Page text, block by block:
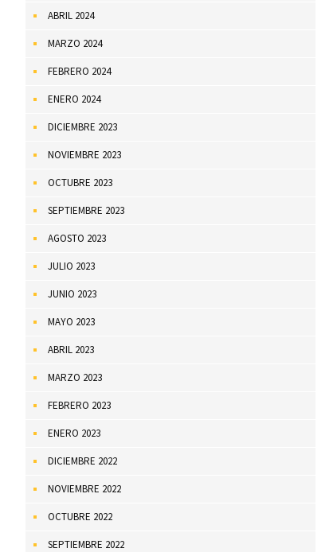
ABRIL 2024
MARZO 2024
FEBRERO 2024
ENERO 2024
DICIEMBRE 2023
NOVIEMBRE 2023
OCTUBRE 2023
SEPTIEMBRE 2023
AGOSTO 2023
JULIO 2023
JUNIO 2023
MAYO 2023
ABRIL 2023
MARZO 2023
FEBRERO 2023
ENERO 2023
DICIEMBRE 2022
NOVIEMBRE 2022
OCTUBRE 2022
SEPTIEMBRE 2022